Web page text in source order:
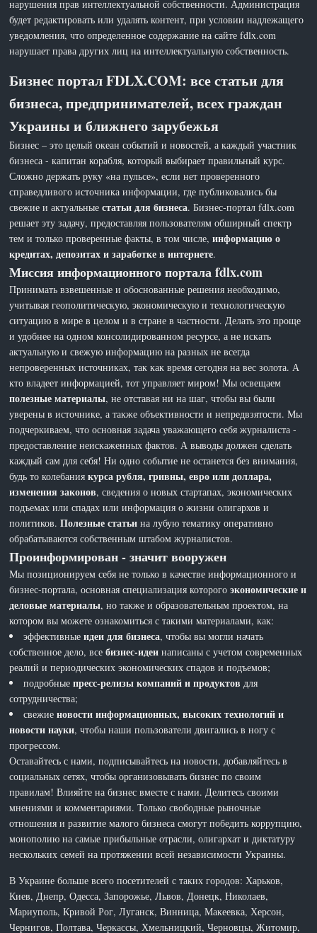
нарушения прав интеллектуальной собственности. Администрация
будет редактировать или удалять контент, при условии надлежащего
уведомления, что определенное содержание на сайте fdlx.com
нарушает права других лиц на интеллектуальную собственность.
Бизнес портал FDLX.COM: все статьи для
бизнеса, предпринимателей, всех граждан
Украины и ближнего зарубежья
Бизнес – это целый океан событий и новостей, а каждый участник
бизнеса - капитан корабля, который выбирает правильный курс.
Сложно держать руку «на пульсе», если нет проверенного
справедливого источника информации, где публиковались бы
свежие и актуальныестатьи для бизнеса. Бизнес-портал fdlx.com
решает эту задачу, предоставляя пользователям обширный спектр
тем и только проверенные факты, в том числе,информацию о
кредитах, депозитах и заработке в интернете.
Миссия информационного портала fdlx.com
Принимать взвешенные и обоснованные решения необходимо,
учитывая геополитическую, экономическую и технологическую
ситуацию в мире в целом и в стране в частности. Делать это проще
и удобнее на одном консолидированном ресурсе, а не искать
актуальную и свежую информацию на разных не всегда
непроверенных источниках, так как время сегодня на вес золота. А
кто владеет информацией, тот управляет миром! Мы освещаем
полезные материалы, не отставая ни на шаг, чтобы вы были
уверены в источнике, а также объективности и непредвзятости. Мы
подчеркиваем, что основная задача уважающего себя журналиста -
предоставление неискаженных фактов. А выводы должен сделать
каждый сам для себя! Ни одно событие не останется без внимания,
будь то колебаниякурса рубля, гривны, евро или доллара,
изменения законов, сведения о новых стартапах, экономических
подъемах или спадах или информация о жизни олигархов и
политиков.Полезные статьи на лубую тематику оперативно
обрабатываются собственным штабом журналистов.
Проинформирован - значит вооружен
Мы позиционируем себя не только в качестве информационного и
бизнес-портала, основная специализация которогоэкономические и
деловые материалы, но также и образовательным проектом, на
котором вы можете ознакомиться с такими материалами, как:
эффективныеидеи для бизнеса, чтобы вы могли начать
собственное дело, всебизнес-идеи написаны с учетом современных
реалий и периодических экономических спадов и подъемов;
подробныепресс-релизы компаний и продуктов для
сотрудничества;
свежиеновости информационных, высоких технологий и
новости науки, чтобы наши пользователи двигались в ногу с
прогрессом.
Оставайтесь с нами, подписывайтесь на новости, добавляйтесь в
социальных сетях, чтобы организовывать бизнес по своим
правилам! Влияйте на бизнес вместе с нами. Делитесь своими
мнениями и комментариями. Только свободные рыночные
отношения и развитие малого бизнеса смогут победить коррупцию,
монополию на самые прибыльные отрасли, олигархат и диктатуру
нескольких семей на протяжении всей независимости Украины.
В Украине больше всего посетителей с таких городов: Харьков,
Киев, Днепр, Одесса, Запорожье, Львов, Донецк, Николаев,
Мариуполь, Кривой Рог, Луганск, Винница, Макеевка, Херсон,
Чернигов, Полтава, Черкассы, Хмельницкий, Черновцы, Житомир,